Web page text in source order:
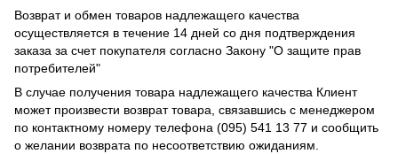
Возврат и обмен товаров надлежащего качества
осуществляется в течение 14 дней со дня подтверждения
заказа за счет покупателя согласно Закону "О защите прав
потребителей"
В случае получения товара надлежащего качества Клиент
может произвести возврат товара, связавшись с менеджером
по контактному номеру телефона (095) 541 13 77 и сообщить
о желании возврата по несоответствию ожиданиям.